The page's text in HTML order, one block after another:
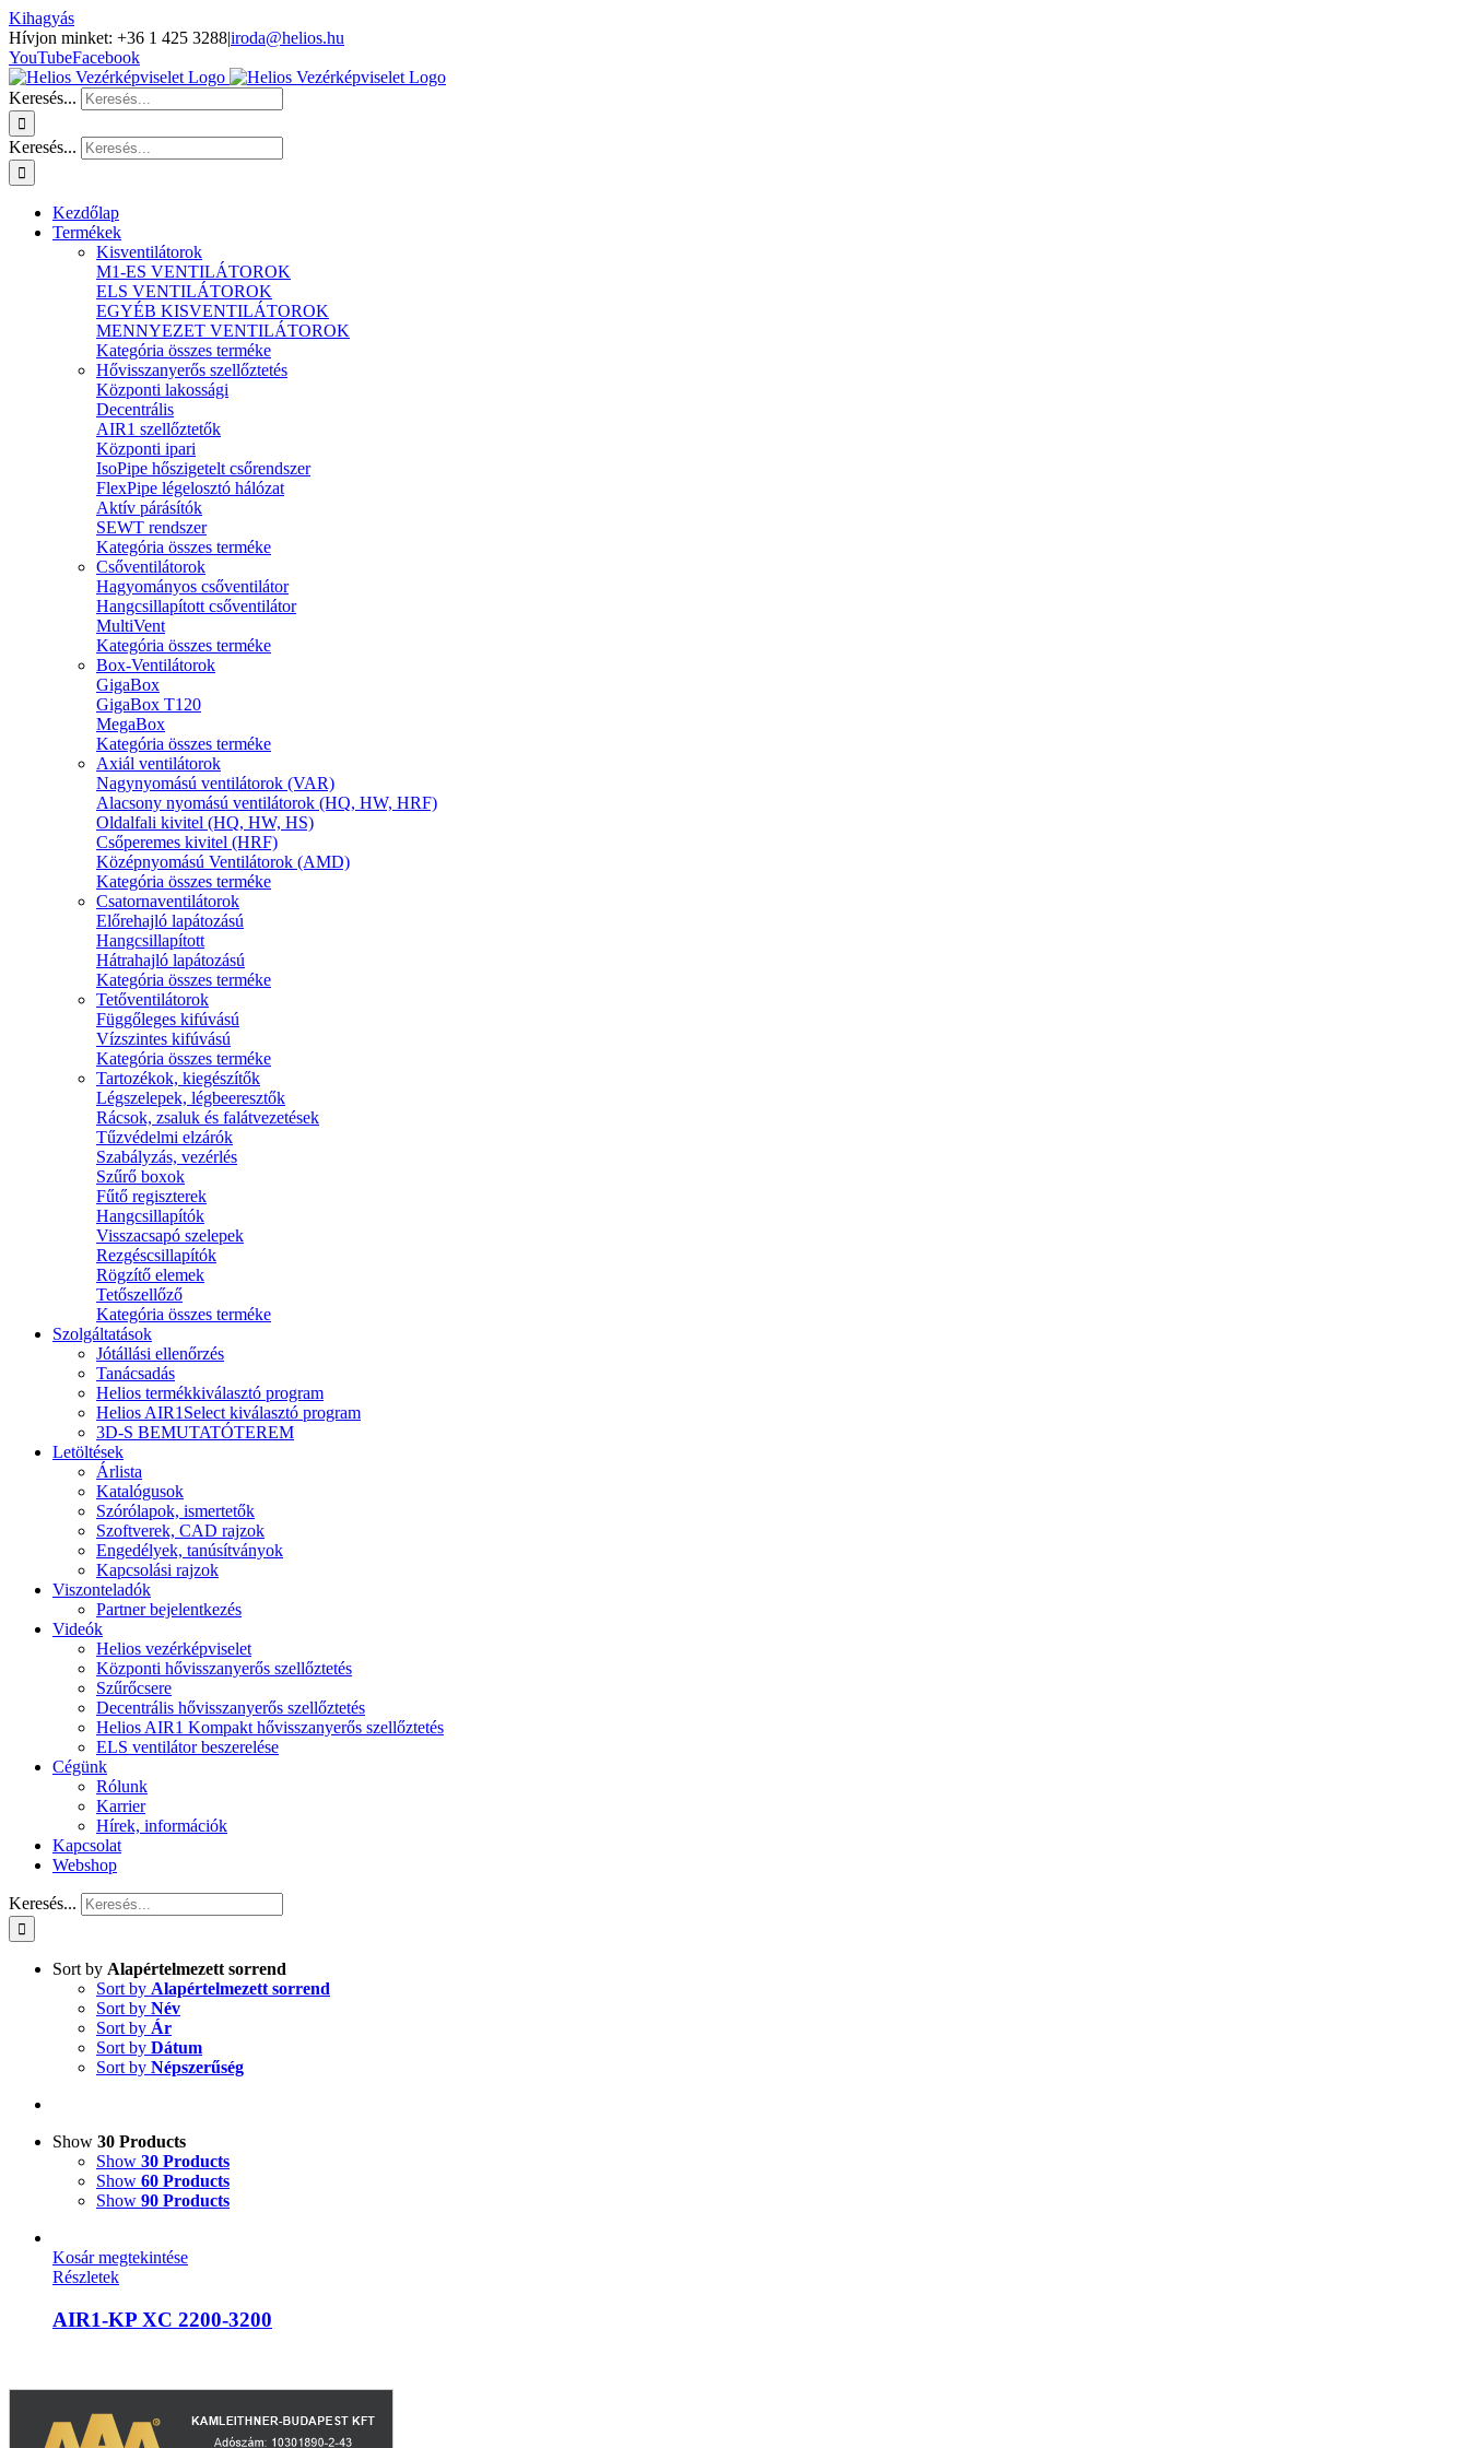
Kihagyás
Hívjon minket: +36 1 425 3288|iroda@helios.hu
YouTubeFacebook
Keresés...
Keresés...
Kezdőlap
Termékek
Kisventilátorok
M1-ES VENTILÁTOROK
ELS VENTILÁTOROK
EGYÉB KISVENTILÁTOROK
MENNYEZET VENTILÁTOROK
Kategória összes terméke
Hővisszanyerős szellőztetés
Központi lakossági
Decentrális
AIR1 szellőztetők
Központi ipari
IsoPipe hőszigetelt csőrendszer
FlexPipe légelosztó hálózat
Aktív párásítók
SEWT rendszer
Kategória összes terméke
Csőventilátorok
Hagyományos csőventilátor
Hangcsillapított csőventilátor
MultiVent
Kategória összes terméke
Box-Ventilátorok
GigaBox
GigaBox T120
MegaBox
Kategória összes terméke
Axiál ventilátorok
Nagynyomású ventilátorok (VAR)
Alacsony nyomású ventilátorok (HQ, HW, HRF)
Oldalfali kivitel (HQ, HW, HS)
Csőperemes kivitel (HRF)
Középnyomású Ventilátorok (AMD)
Kategória összes terméke
Csatornaventilátorok
Előrehajló lapátozású
Hangcsillapított
Hátrahajló lapátozású
Kategória összes terméke
Tetőventilátorok
Függőleges kifúvású
Vízszintes kifúvású
Kategória összes terméke
Tartozékok, kiegészítők
Légszelepek, légbeeresztők
Rácsok, zsaluk és falátvezetések
Tűzvédelmi elzárók
Szabályzás, vezérlés
Szűrő boxok
Fűtő regiszterek
Hangcsillapítók
Visszacsapó szelepek
Rezgéscsillapítók
Rögzítő elemek
Tetőszellőző
Kategória összes terméke
Szolgáltatások
Jótállási ellenőrzés
Tanácsadás
Helios termékkiválasztó program
Helios AIR1Select kiválasztó program
3D-S BEMUTATÓTEREM
Letöltések
Árlista
Katalógusok
Szórólapok, ismertetők
Szoftverek, CAD rajzok
Engedélyek, tanúsítványok
Kapcsolási rajzok
Viszonteladók
Partner bejelentkezés
Videók
Helios vezérképviselet
Központi hővisszanyerős szellőztetés
Szűrőcsere
Decentrális hővisszanyerős szellőztetés
Helios AIR1 Kompakt hővisszanyerős szellőztetés
ELS ventilátor beszerelése
Cégünk
Rólunk
Karrier
Hírek, információk
Kapcsolat
Webshop
Keresés...
Sort by Alapértelmezett sorrend
Sort by Alapértelmezett sorrend
Sort by Név
Sort by Ár
Sort by Dátum
Sort by Népszerűség
Show 30 Products
Show 30 Products
Show 60 Products
Show 90 Products
Kosár megtekintése
Részletek
AIR1-KP XC 2200-3200